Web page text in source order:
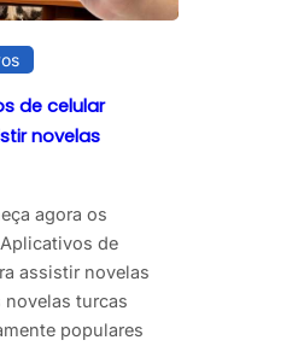
de celular
novelas
agora os
de
assistir novelas
novelas turcas
populares